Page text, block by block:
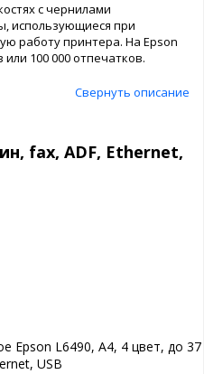
с чернилами
использующиеся при
работу принтера. На Epson
100 000 отпечатков.
Свернуть описание
fax, ADF, Ethernet,
Epson L6490, A4, 4 цвет, до 37
USB